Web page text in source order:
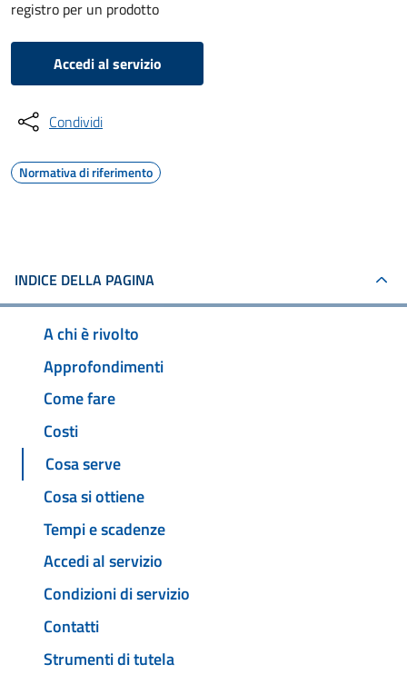
registro per un prodotto
Accedi al servizio
Condividi
Normativa di riferimento
INDICE DELLA PAGINA
A chi è rivolto
Approfondimenti
Come fare
Costi
Cosa serve
Cosa si ottiene
Tempi e scadenze
Accedi al servizio
Condizioni di servizio
Contatti
Strumenti di tutela